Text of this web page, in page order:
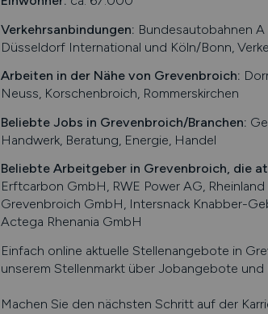
Verkehrsanbindungen: Bundesautobahnen
Düsseldorf International und Köln/Bonn,
Arbeiten in der Nähe von Grevenbroich:
Neuss, Korschenbroich, Rommerskirchen
Beliebte Jobs in Grevenbroich/Branchen:
Handwerk, Beratung, Energie, Handel
Beliebte Arbeitgeber in Grevenbroich, die
Erftcarbon GmbH, RWE Power AG,
Grevenbroich GmbH, Intersnack Knabber-
Actega Rhenania GmbH
Einfach online aktuelle Stellenangebote in
unserem Stellenmarkt über Jobangebote und
Machen Sie den nächsten Schritt auf der